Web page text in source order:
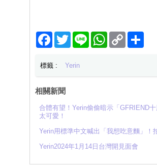
Facebook
TwitterLine WhatsApp
Copy
Link
分
標籤 : Yerin
相關新聞
合體有望！Yerin偷偷暗示「GFRIEND
太可愛！
Yerin用標準中文喊出「我想吃意麵」！
Yerin2024年1月14日台灣開見面會